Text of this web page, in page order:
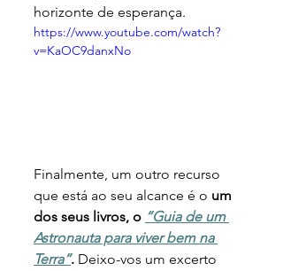
horizonte de esperança.
https://www.youtube.com/watch?
v=KaOC9danxNo
Finalmente, um outro recurso
que está ao seu alcance é o um
dos seus livros, o “Guia de um
Astronauta para viver bem na
Terra”. Deixo-vos um excerto